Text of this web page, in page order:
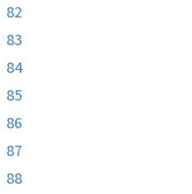
82
83
84
85
86
87
88